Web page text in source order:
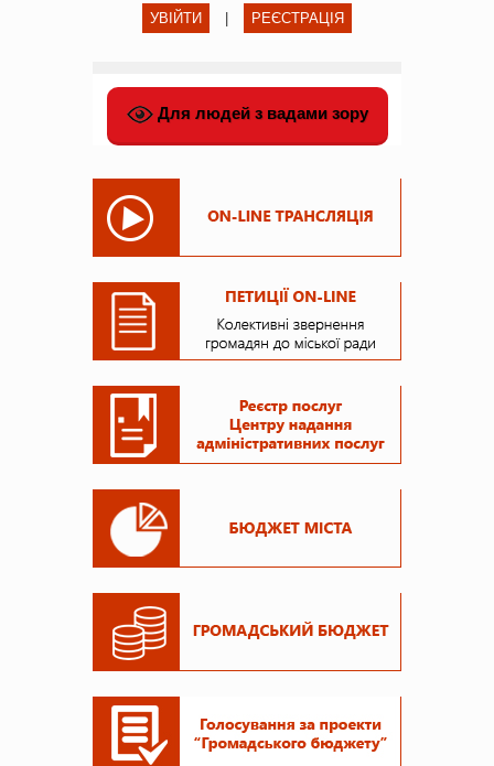
УВІЙТИ РЕЄСТРАЦІЯ
Для людей з вадами зору